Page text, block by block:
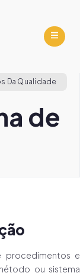
Da Qualidade
de
procedimentos e
ou sistema